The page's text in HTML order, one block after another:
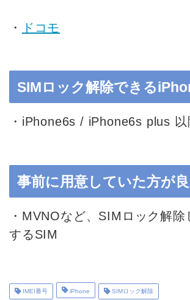
・ ドコモ
SIMロック解除できる
・iPhone6s / iPhone6s plus 以
事前に用意していた方が
・MVNOなど、SIMロック解除
するSIM
IMEI番号 iPhone SIMロック解除